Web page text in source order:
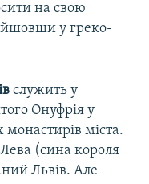
на свою
у греко-
служить у
Онуфрія у
міста.
Лева (сина короля
Львів. Але